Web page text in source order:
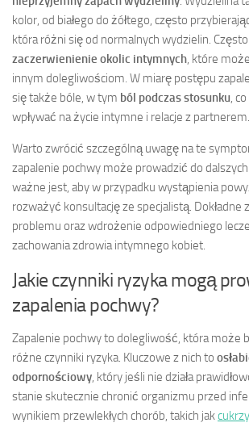
kolor, od białego do żółtego, często
która różni się od normalnych wydzielin.
zaczerwienienie okolic intymnych, które
innym dolegliwościom. W miarę postępu
się także bóle, w tym ból podczas stosunku,
wpływać na życie intymne i relacje z partnerem.
Warto zwrócić szczególną uwagę na te
zapalenie pochwy może prowadzić do
ważne jest, aby w przypadku wystąpienia
rozważyć konsultację ze specjalistą. Dokładne
problemu oraz wdrożenie odpowiedniego
zachowania zdrowia intymnego kobiet.
Jakie czynniki ryzyka mogą
zapalenia pochwy?
Zapalenie pochwy to dolegliwość, która może
różne czynniki ryzyka. Kluczowe z nich to
odpornościowy, który jeśli nie działa
stanie skutecznie chronić organizmu przed
wynikiem przewlekłych chorób, takich jak